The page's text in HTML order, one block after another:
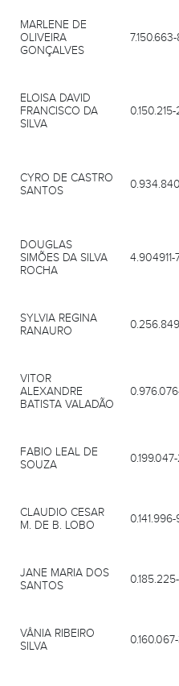
MARLENE DE
OLIVEIRA
GONÇALVES
ELOISA DAVID
FRANCISCO DA
SILVA
0.150.215-
CYRO DE CASTRO
SANTOS
DOUGLAS
SIMÕES DA SILVA
ROCHA
4.904911-
SYLVIA REGINA
RANAURO
VITOR
ALEXANDRE
BATISTA VALADÃO
FABIO LEAL DE
SOUZA
CLAUDIO CESAR
M. DE B. LOBO
0.141.996-
JANE MARIA DOS
SANTOS
VÂNIA RIBEIRO
SILVA